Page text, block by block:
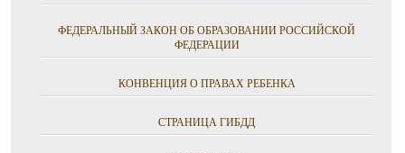
ФЕДЕРАЛЬНЫЙ ЗАКОН ОБ ОБРАЗОВАНИИ РОССИЙСКОЙ
ФЕДЕРАЦИИ
КОНВЕНЦИЯ О ПРАВАХ РЕБЕНКА
СТРАНИЦА ГИБДД